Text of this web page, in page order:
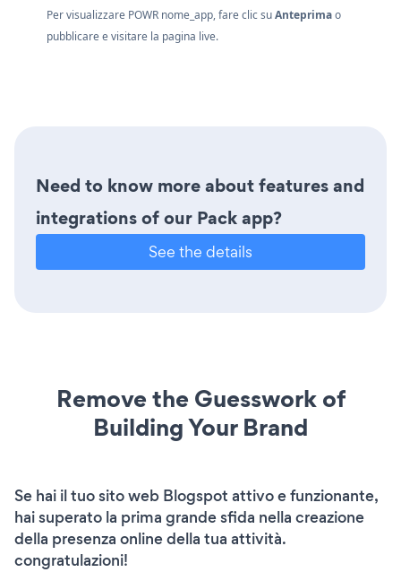
Per visualizzare POWR nome_app, fare clic suAnteprimao
pubblicare e visitare la pagina live.
Need to know more about features and
integrations of our Pack app?
See the details
Remove the Guesswork of
Building Your Brand
Se hai il tuo sito web Blogspot attivo e funzionante,
hai superato la prima grande sfida nella creazione
della presenza online della tua attività.
congratulazioni!